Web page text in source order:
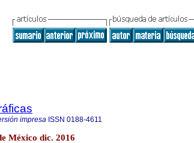
impresa ISSN 0188-4611
México dic. 2016